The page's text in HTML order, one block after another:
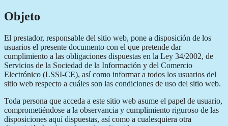
Objeto
El prestador, responsable del sitio web, pone a disposición de los
usuarios el presente documento con el que pretende dar
cumplimiento a las obligaciones dispuestas en la Ley 34/2002, de
Servicios de la Sociedad de la Información y del Comercio
Electrónico (LSSI-CE), así como informar a todos los usuarios del
sitio web respecto a cuáles son las condiciones de uso del sitio web.
Toda persona que acceda a este sitio web asume el papel de usuario,
comprometiéndose a la observancia y cumplimiento riguroso de las
disposiciones aquí dispuestas, así como a cualesquiera otra